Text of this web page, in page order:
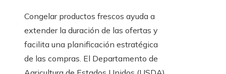
Congelar productos frescos ayuda a
extender la duración de las ofertas y
facilita una planificación estratégica
de las compras. El Departamento de